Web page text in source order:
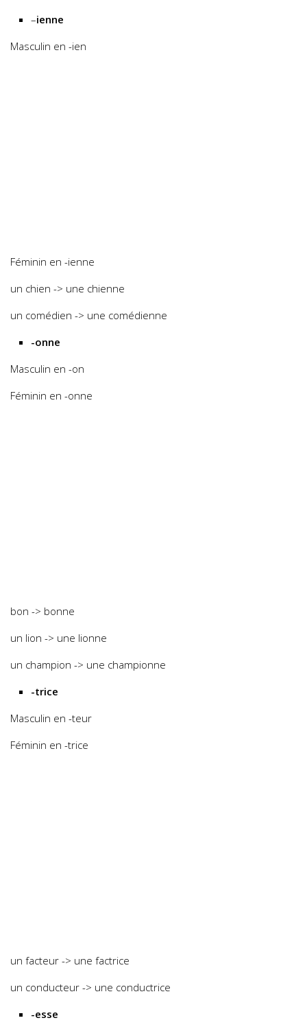
–ienne
Masculin en -ien
Féminin en -ienne
un chien -> une chienne
un comédien -> une comédienne
-onne
Masculin en -on
Féminin en -onne
bon -> bonne
un lion -> une lionne
un champion -> une championne
-trice
Masculin en -teur
Féminin en -trice
un facteur -> une factrice
un conducteur -> une conductrice
-esse